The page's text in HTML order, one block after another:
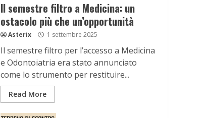
Il semestre filtro a Medicina: un
ostacolo più che un’opportunità
Asterix 1 settembre 2025
Il semestre filtro per l’accesso a Medicina
e Odontoiatria era stato annunciato
come lo strumento per restituire...
Read More